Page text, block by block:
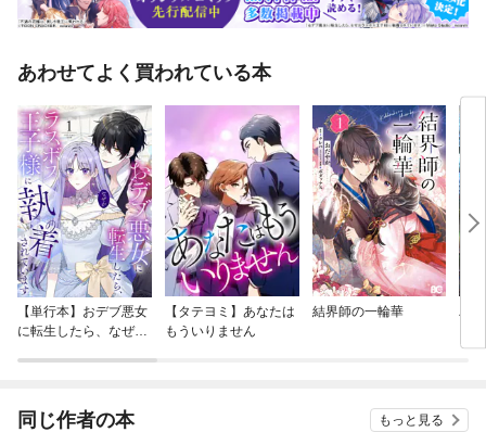
あわせてよく買われている本
【単行本】おデブ悪女
に転生したら、なぜか
【タテヨミ】あなたは
もういりません
結界師の一輪華
バ
今
同じ作者の本 もっと見る